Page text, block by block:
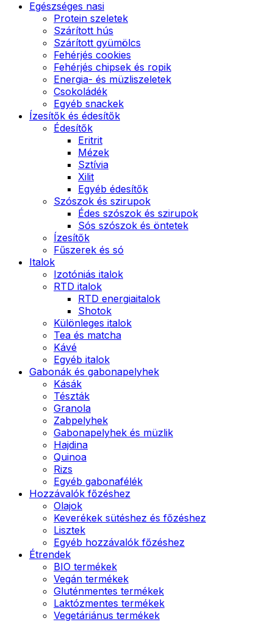
Egészséges nasi
Protein szeletek
Szárított hús
Szárított gyümölcs
Fehérjés cookies
Fehérjés chipsek és ropik
Energia- és müzliszeletek
Csokoládék
Egyéb snackek
Ízesítők és édesítők
Édesítők
Eritrit
Mézek
Sztívia
Xilit
Egyéb édesítők
Szószok és szirupok
Édes szószok és szirupok
Sós szószok és öntetek
Ízesítők
Fűszerek és só
Italok
Izotóniás italok
RTD italok
RTD energiaitalok
Shotok
Különleges italok
Tea és matcha
Kávé
Egyéb italok
Gabonák és gabonapelyhek
Kásák
Tészták
Granola
Zabpelyhek
Gabonapelyhek és müzlik
Hajdina
Quinoa
Rizs
Egyéb gabonafélék
Hozzávalók főzéshez
Olajok
Keverékek sütéshez és főzéshez
Lisztek
Egyéb hozzávalók főzéshez
Étrendek
BIO termékek
Vegán termékek
Gluténmentes termékek
Laktózmentes termékek
Vegetáriánus termékek